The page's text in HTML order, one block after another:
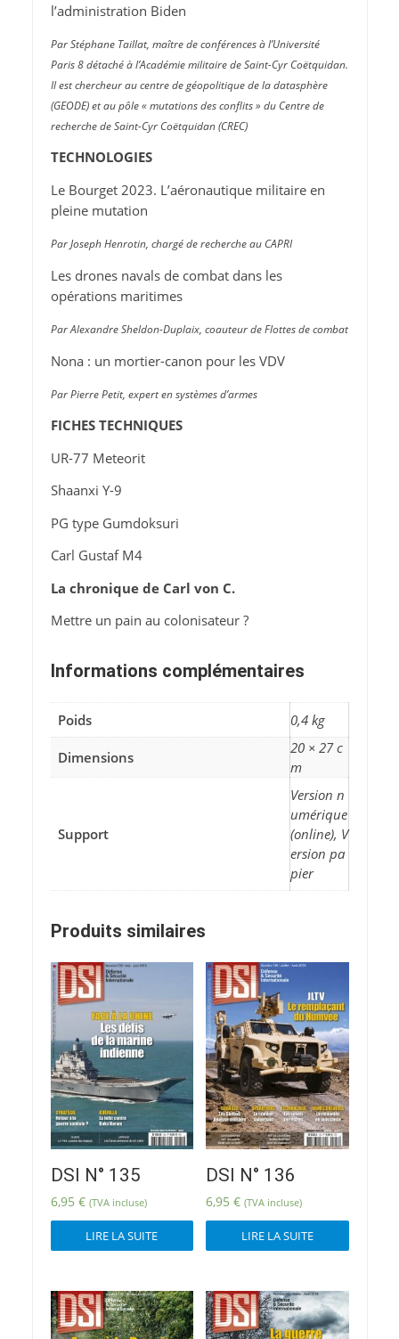
l’administration Biden
Par Stéphane Taillat, maître de conférences à l’Université
Paris 8 détaché à l’Académie militaire de Saint-Cyr Coëtquidan.
Il est chercheur au centre de géopolitique de la datasphère
(GEODE) et au pôle « mutations des conflits » du Centre de
recherche de Saint-Cyr Coëtquidan (CREC)
TECHNOLOGIES
Le Bourget 2023. L’aéronautique militaire en
pleine mutation
Par Joseph Henrotin, chargé de recherche au CAPRI
Les drones navals de combat dans les
opérations maritimes
Par Alexandre Sheldon-Duplaix, coauteur de Flottes de combat
Nona : un mortier-canon pour les VDV
Par Pierre Petit, expert en systèmes d’armes
FICHES TECHNIQUES
UR-77 Meteorit
Shaanxi Y-9
PG type Gumdoksuri
Carl Gustaf M4
La chronique de Carl von C.
Mettre un pain au colonisateur ?
Informations complémentaires
Poids 0,4 kg
Dimensions
20 × 27 c
m
Support
Version n
umérique
(online), V
ersion pa
pier
Produits similaires
DSI N° 135
6,95 € (TVA incluse)
LIRE LA SUITE
DSI N° 136
6,95 € (TVA incluse)
LIRE LA SUITE